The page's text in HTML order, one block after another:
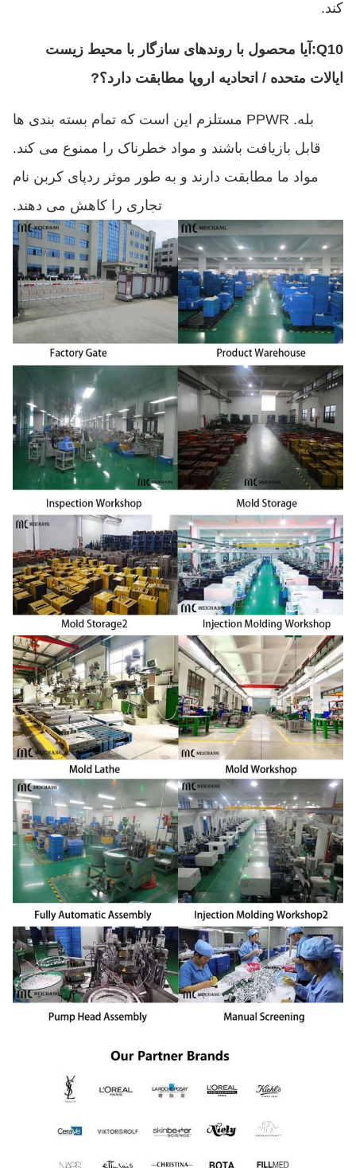
کند.
Q10
: آیا محصول با روندهای سازگار با محیط زیست
ایالات متحده / اتحادیه اروپا مطابقت دارد؟?
بله. PPWR مستلزم این است که تمام بسته بندی ها
قابل بازیافت باشند و مواد خطرناک را ممنوع می کند.
مواد ما مطابقت دارند و به طور موثر ردپای کربن نام
تجاری را کاهش می دهند.